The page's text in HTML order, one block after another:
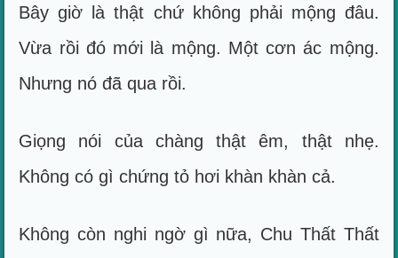
Bây giờ là thật chứ không phải mộng đâu.
Vừa rồi đó mới là mộng. Một cơn ác mộng.
Nhưng nó đã qua rồi.
Giọng nói của chàng thật êm, thật nhẹ.
Không có gì chứng tỏ hơi khàn khàn cả.
Không còn nghi ngờ gì nữa, Chu Thất Thất